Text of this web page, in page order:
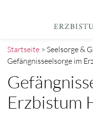
Startseite > Seelsorge &
Gefängnisseelsorge im
Erzbistum